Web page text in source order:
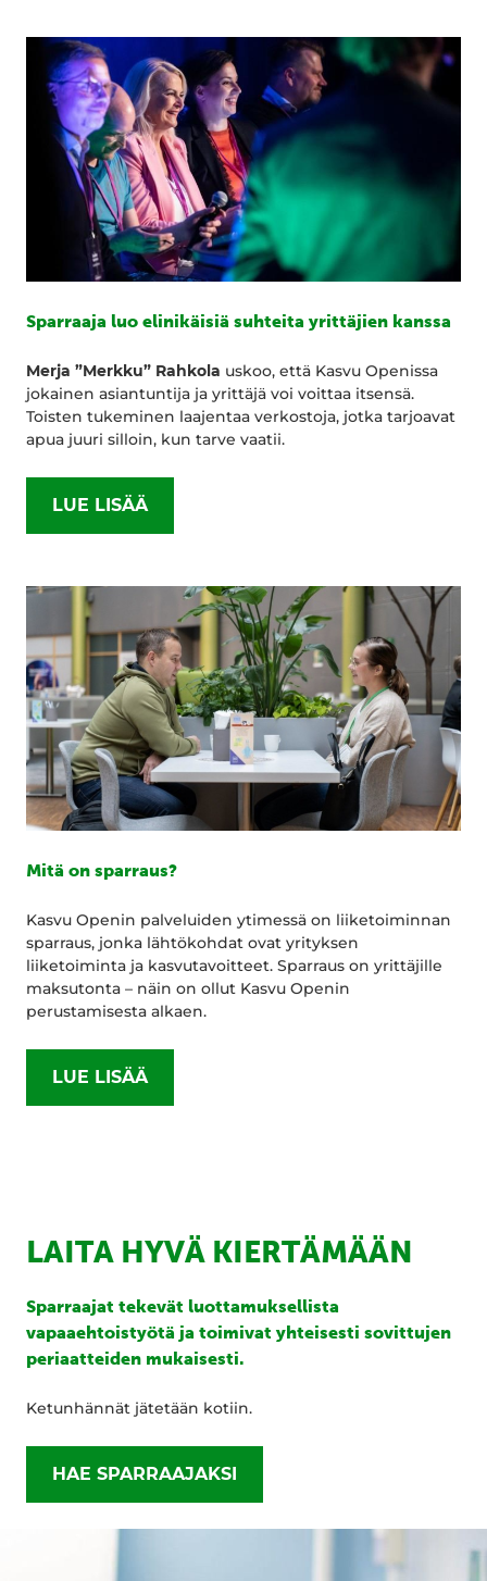
Sparraaja luo elinikäisiä suhteita yrittäjien kanssa
Merja ”Merkku” Rahkola uskoo, että Kasvu Openissa
jokainen asiantuntija ja yrittäjä voi voittaa itsensä.
Toisten tukeminen laajentaa verkostoja, jotka tarjoavat
apua juuri silloin, kun tarve vaatii.
LUE LISÄÄ
Mitä on sparraus?
Kasvu Openin palveluiden ytimessä on liiketoiminnan
sparraus, jonka lähtökohdat ovat yrityksen
liiketoiminta ja kasvutavoitteet. Sparraus on yrittäjille
maksutonta – näin on ollut Kasvu Openin
perustamisesta alkaen.
LUE LISÄÄ
LAITA HYVÄ KIERTÄMÄÄN
Sparraajat tekevät luottamuksellista
vapaaehtoistyötä ja toimivat yhteisesti sovittujen
periaatteiden mukaisesti.
Ketunhännät jätetään kotiin.
HAE SPARRAAJAKSI